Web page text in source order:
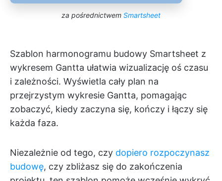
za pośrednictwem Smartsheet
Szablon harmonogramu budowy Smartsheet z
wykresem Gantta ułatwia wizualizację oś czasu
i zależności. Wyświetla cały plan na
przejrzystym wykresie Gantta, pomagając
zobaczyć, kiedy zaczyna się, kończy i łączy się
każda faza.
Niezależnie od tego, czy dopiero rozpoczynasz
budowę, czy zbliżasz się do zakończenia